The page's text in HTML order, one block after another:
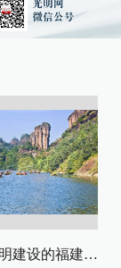
数字生态文明建设的福建路径与启示